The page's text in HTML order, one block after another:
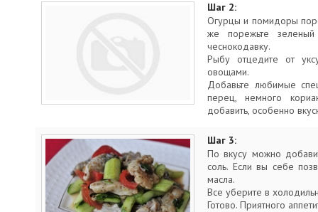
Шаг 2:
Огурцы и помидоры
же порежьте
чеснокодавку.
Рыбу отцедите от
овощами.
Добавьте любимые
перец, немного
добавить, особенно
Шаг 3:
По вкусу можно
соль. Если вы себе
масла.
Все уберите в
Готово. Приятного